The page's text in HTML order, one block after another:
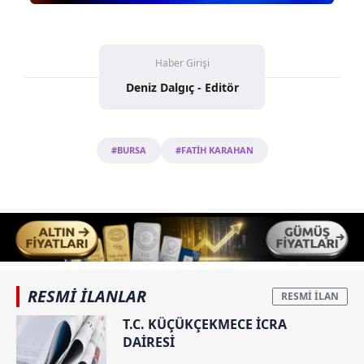
Haber Girişi
Deniz Dalgıç - Editör
#BURSA #FATİH KARAHAN
RESMİ İLANLAR
T.C. KÜÇÜKÇEKMECE İCRA
DAİRESİ